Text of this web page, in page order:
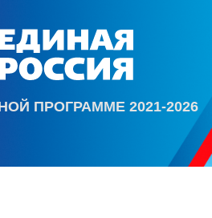
ПРОГРАММЕ 2021-2026